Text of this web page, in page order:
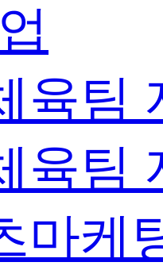
육팀
육팀
마케